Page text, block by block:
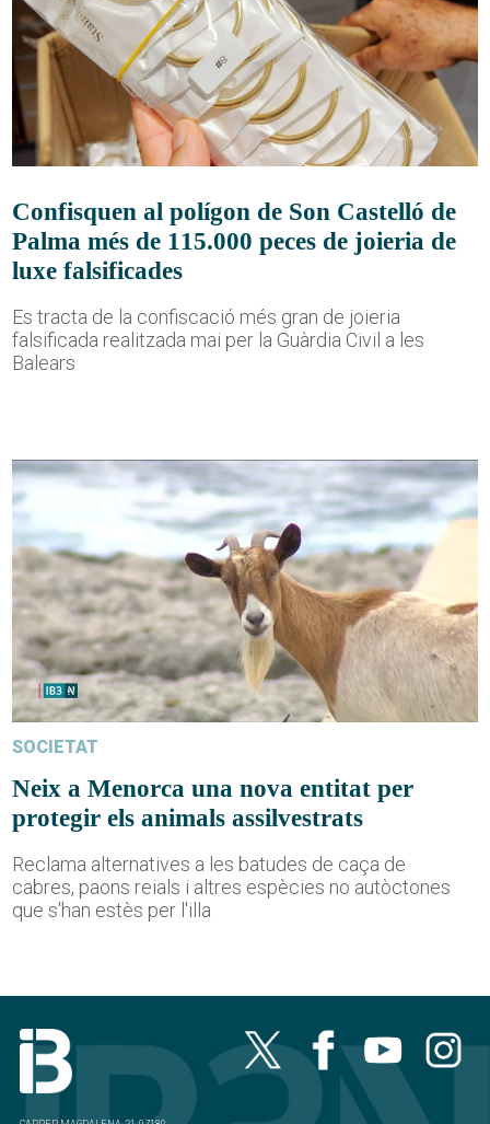
Confisquen al polígon de Son Castelló de
Palma més de 115.000 peces de joieria de
luxe falsificades
Es tracta de la confiscació més gran de joieria
falsificada realitzada mai per la Guàrdia Civil a les
Balears
SOCIETAT
Neix a Menorca una nova entitat per
protegir els animals assilvestrats
Reclama alternatives a les batudes de caça de
cabres, paons reials i altres espècies no autòctones
que s'han estès per l'illa